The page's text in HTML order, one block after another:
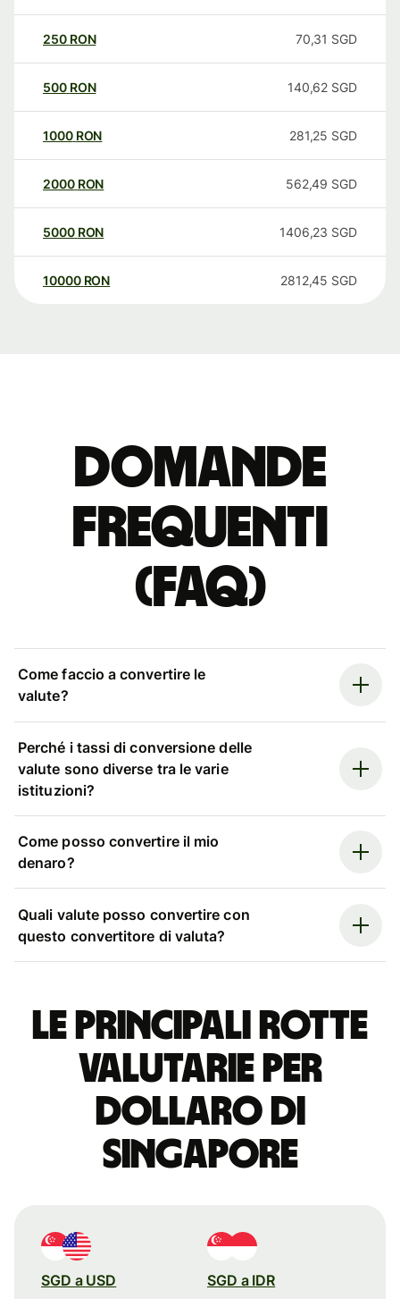
250 RON 70,31 SGD
500 RON 140,62 SGD
1000 RON 281,25 SGD
2000 RON 562,49 SGD
5000 RON 1406,23 SGD
10000 RON 2812,45 SGD
Domande
Frequenti
(FAQ)
Come faccio a convertire le
valute?
Perché i tassi di conversione delle
valute sono diverse tra le varie
istituzioni?
Come posso convertire il mio
denaro?
Quali valute posso convertire con
questo convertitore di valuta?
Le principali rotte
valutarie per
dollaro di
Singapore
SGD a USD SGD a IDR